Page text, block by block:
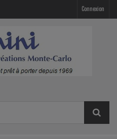
Connexion